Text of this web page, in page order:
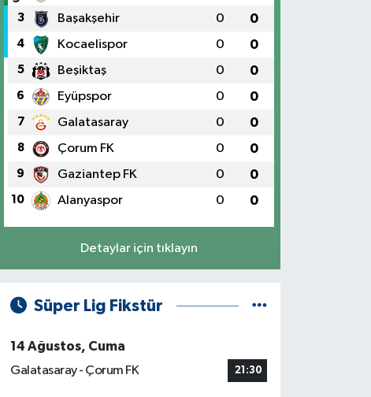
3 Başakşehir 0 0
4 Kocaelispor 0 0
5 Beşiktaş 0 0
6 Eyüpspor 0 0
7 Galatasaray 0 0
8 Çorum FK 0 0
9 Gaziantep FK 0 0
10 Alanyaspor 0 0
Detaylar için tıklayın
Süper Lig Fikstür
14 Ağustos, Cuma
Galatasaray - Çorum FK
21:30